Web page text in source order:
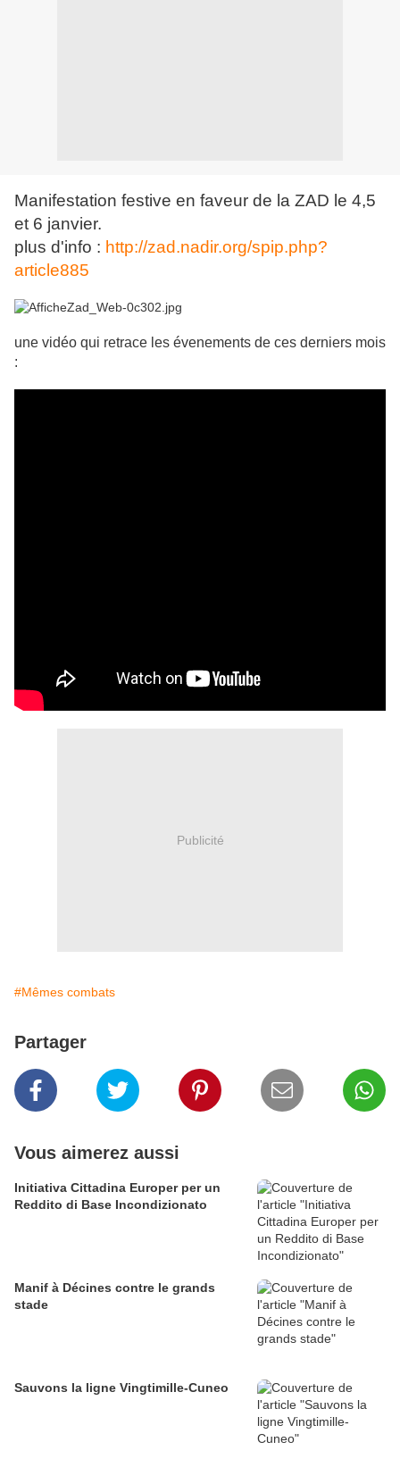
Manifestation festive en faveur de la ZAD le 4,5
et 6 janvier.
plus d'info : http://zad.nadir.org/spip.php?
article885
une vidéo qui retrace les évenements de ces derniers mois
:
Publicité
#Mêmes combats
Partager
Vous aimerez aussi
Initiativa Cittadina Europer per un
Reddito di Base Incondizionato
Manif à Décines contre le grands
stade
Sauvons la ligne Vingtimille-Cuneo